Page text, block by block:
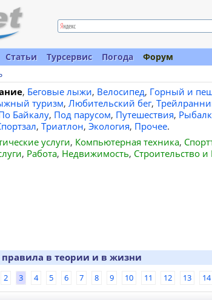
Статьи Турсервис Погода
Форум
, Беговые лыжи, Велосипед, Горный и
туризм, Любительский бег,
Байкалу, Под парусом, Путешествия,
, Триатлон, Экология, Прочее.
услуги, Компьютерная техника,
, Работа, Недвижимость, Строительство
в теории и в жизни
2 3 4 5 6 7 8 9 10 11 12 13 14